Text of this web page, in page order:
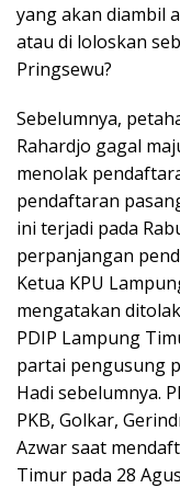
yang akan diambil
atau di loloskan
Pringsewu?
Sebelumnya,
Rahardjo gagal
menolak
pendaftaran
ini terjadi pada
perpanjangan
Ketua KPU
mengatakan
PDIP Lampung
partai pengusung
Hadi sebelumnya.
PKB, Golkar,
Azwar saat
Timur pada 28